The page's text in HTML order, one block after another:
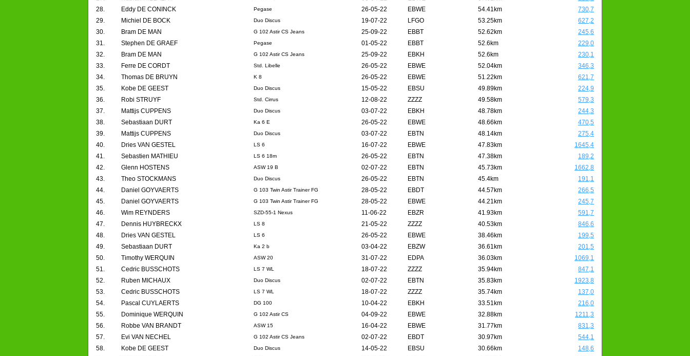
28.
Eddy DE CONINCK Pegase 26-05-22 EBWE 54.41km
730,7
29.
Michiel DE BOCK Duo Discus 19-07-22 LFGO 53.25km
627,2
30.
Bram DE MAN G 102 Astir CS Jeans 25-09-22 EBBT 52.62km
245,6
31.
Stephen DE GRAEF Pegase 01-05-22 EBBT 52.6km
229,0
32.
Bram DE MAN G 102 Astir CS Jeans 25-09-22 EBKH 52.6km
230,1
33.
Ferre DE CORDT Std. Libelle 26-05-22 EBWE 52.04km
346,3
34.
Thomas DE BRUYN K 8 26-05-22 EBWE 51.22km
621,7
35.
Kobe DE GEEST Duo Discus 15-05-22 EBSU 49.89km
224,9
36.
Robi STRUYF Std. Cirrus 12-08-22 ZZZZ 49.58km
579,3
37.
Mattijs CUPPENS Duo Discus 03-07-22 EBKH 48.78km
244,3
38.
Sebastiaan DURT Ka 6 E 26-05-22 EBWE 48.66km
470,5
39.
Mattijs CUPPENS Duo Discus 03-07-22 EBTN 48.14km
275,4
40.
Dries VAN GESTEL LS 6 16-07-22 EBWE 47.83km
1645,4
41.
Sebastien MATHIEU LS 6 18m 26-05-22 EBTN 47.38km
189,2
42.
Glenn HOSTENS ASW 19 B 02-07-22 EBTN 45.73km
1662,8
43.
Theo STOCKMANS Duo Discus 26-05-22 EBTN 45.4km
191,1
44.
Daniel GOYVAERTS G 103 Twin Astir Trainer FG 28-05-22 EBDT 44.57km
266,5
45.
Daniel GOYVAERTS G 103 Twin Astir Trainer FG 28-05-22 EBWE 44.21km
245,7
46.
Wim REYNDERS SZD-55-1 Nexus 11-06-22 EBZR 41.93km
591,7
47.
Dennis HUYBRECKX LS 8 21-05-22 ZZZZ 40.53km
846,6
48.
Dries VAN GESTEL LS 6 26-05-22 EBWE 38.46km
199,5
49.
Sebastiaan DURT Ka 2 b 03-04-22 EBZW 36.61km
201,5
50.
Timothy WERQUIN ASW 20 31-07-22 EDPA 36.03km
1069,1
51.
Cedric BUSSCHOTS LS 7 WL 18-07-22 ZZZZ 35.94km
847,1
52.
Ruben MICHAUX Duo Discus 02-07-22 EBTN 35.83km
1923,8
53.
Cedric BUSSCHOTS LS 7 WL 18-07-22 ZZZZ 35.74km
137,0
54.
Pascal CUYLAERTS DG 100 10-04-22 EBKH 33.51km
216,0
55.
Dominique WERQUIN G 102 Astir CS 04-09-22 EBWE 32.88km
1211,3
56.
Robbe VAN BRANDT ASW 15 16-04-22 EBWE 31.77km
831,3
57.
Evi VAN NECHEL G 102 Astir CS Jeans 02-07-22 EBDT 30.97km
544,1
58.
Kobe DE GEEST Duo Discus 14-05-22 EBSU 30.66km
148,6